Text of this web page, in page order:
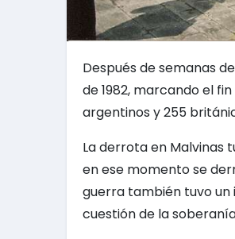
Después de semanas
de 1982, marcando el
argentinos y 255
La derrota en Malvinas
en ese momento se
guerra también tuvo
cuestión de la